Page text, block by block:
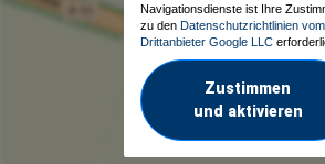
Navigationsdienste ist Ihre
zu den Datenschutzrichtlinien vom
Drittanbieter Google LLC
Zustimmen
und aktivieren